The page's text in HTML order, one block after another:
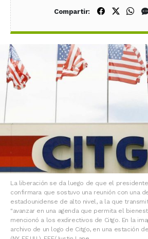
Compartir: Compartir
La liberación se da luego de que el
confirmara que sostuvo una reunión con una
estadounidense de alto nivel, a la que
"avanzar en una agenda que permita el
mencionó a los exdirectivos de Citgo. En la
archivo de un logo de Citgo, en una estación